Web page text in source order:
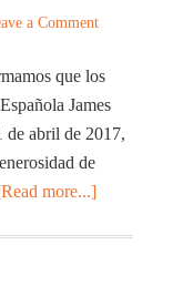
a Comment
que los
James
de abril de 2017,
de
more...]